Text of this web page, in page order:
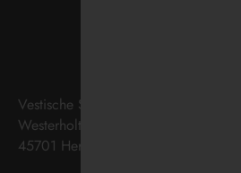
Vestische Straßenbahnen GmbH
Westerholter Straße 550
45701 Herten